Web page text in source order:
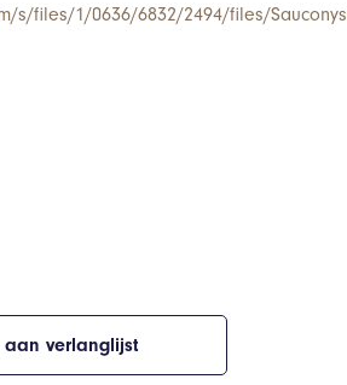
aan verlanglijst
s/files/1/0636/6832/2494/files/